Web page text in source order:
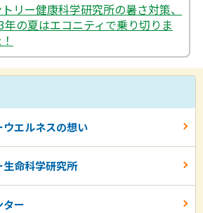
リー健康科学研究所の暑さ対策、
年の夏はエコニティで乗り切りま
ウエルネスの想い
生命科学研究所
ター